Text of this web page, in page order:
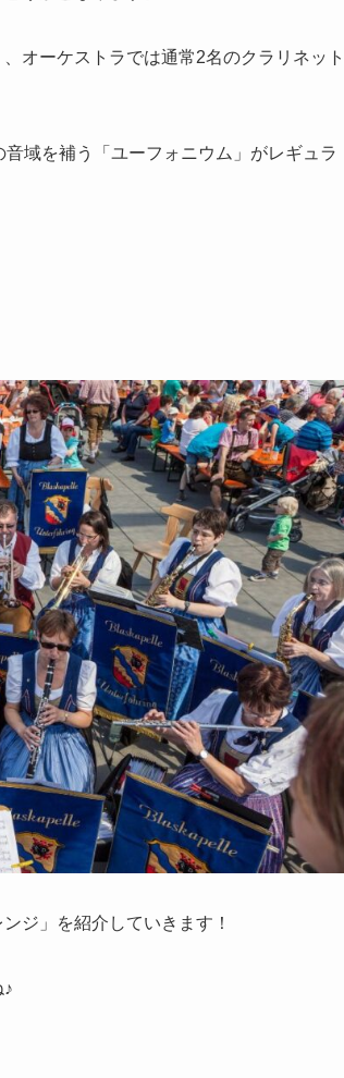
オーケストラでは通常2名のクラリネット
域を補う「ユーフォニウム」がレギュラ
ジ」を紹介していきます！